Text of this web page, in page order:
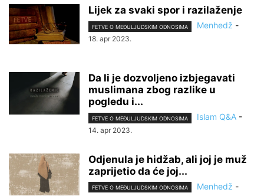
Lijek za svaki spor i razilaženje
FETVE O MEĐULJUDSKIM ODNOSIMA Menhedž -
18. apr 2023.
Da li je dozvoljeno izbjegavati
muslimana zbog razlike u
pogledu i...
FETVE O MEĐULJUDSKIM ODNOSIMA Islam Q&A -
14. apr 2023.
Odjenula je hidžab, ali joj je muž
zaprijetio da će joj...
FETVE O MEĐULJUDSKIM ODNOSIMA Menhedž -